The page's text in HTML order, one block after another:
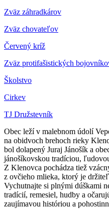
Zväz záhradkárov
Zväz chovateľov
Červený kríž
Zväz protifašistických
Školstvo
Cirkev
TJ Družstevník
Obec leží v malebnom údolí
na obidvoch brehoch rieky
bol dolapený Juraj Jánošík a
jánošíkovskou tradíciou,
Z Klenovca pochádza tiež
z ovčieho mlieka, ktorý je
Vychutnajte si plnými dúškami
tradícií, remesiel, hudby a
zaujímavou históriou a